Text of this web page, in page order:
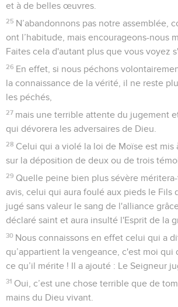
et à de belles œuvres.
25 N’abandonnons pas notre assemblée,
ont l’habitude, mais encourageons-nous
Faites cela d'autant plus que vous voyez
26 En effet, si nous péchons
la connaissance de la vérité, il ne reste
les péchés,
27 mais une terrible attente du jugement
qui dévorera les adversaires de Dieu.
28 Celui qui a violé la loi de Moïse est mis
sur la déposition de deux ou de trois
29 Quelle peine bien plus sévère
avis, celui qui aura foulé aux pieds le Fils
jugé sans valeur le sang de l'alliance
déclaré saint et aura insulté l'Esprit de la
30 Nous connaissons en effet celui qui a
qu’appartient la vengeance, c'est moi qui
ce qu’il mérite ! Il a ajouté : Le Seigneur
31 Oui, c’est une chose terrible que de
mains du Dieu vivant.